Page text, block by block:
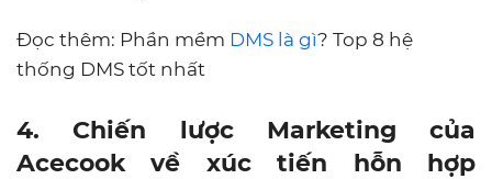
Đọc thêm: Phần mềm DMS là gì? Top 8 hệ
thống DMS tốt nhất
4. Chiến lược Marketing của
Acecook về xúc tiến hỗn hợp